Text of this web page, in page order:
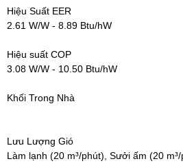
Hiệu Suất EER
2.61 W/W - 8.89 Btu/hW
Hiệu suất COP
3.08 W/W - 10.50 Btu/hW
Khối Trong Nhà
Lưu Lượng Gió
Làm lạnh (20 m³/phút), Sưởi ấm (20 m³/